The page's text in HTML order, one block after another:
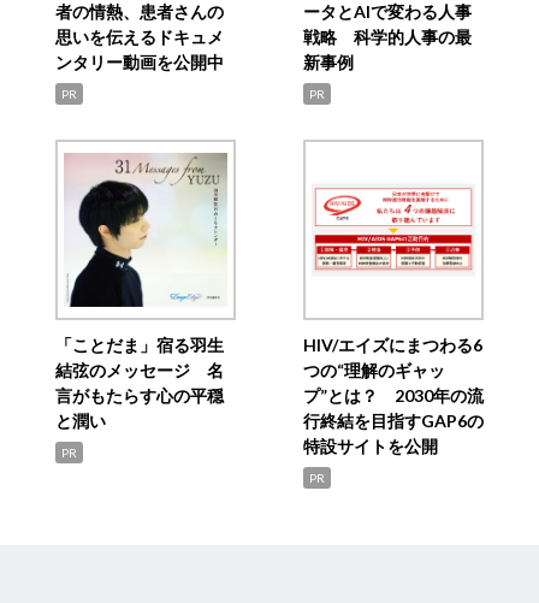
者の情熱、患者さんの
思いを伝えるドキュメ
ンタリー動画を公開中
PR
ータとAIで変わる人事
戦略 科学的人事の最
新事例
PR
「ことだま」宿る羽生
結弦のメッセージ 名
言がもたらす心の平穏
と潤い
PR
HIV/エイズにまつわる6
つの“理解のギャッ
プ”とは？ 2030年の流
行終結を目指すGAP6の
特設サイトを公開
PR